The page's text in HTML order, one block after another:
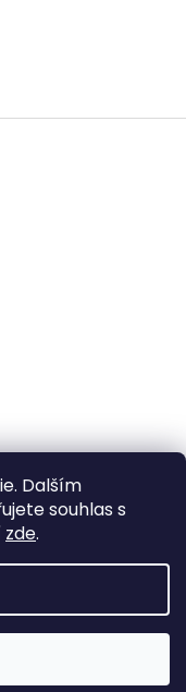
Dalším
souhlas s
zde.
práva vyhrazena.